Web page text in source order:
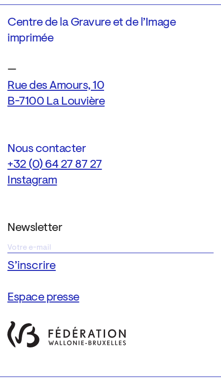
Centre de la Gravure et de l’Image
imprimée
—
Rue des Amours, 10
B-7100 La Louvière
Nous contacter
+32 (0) 64 27 87 27
Instagram
Newsletter
Espace presse